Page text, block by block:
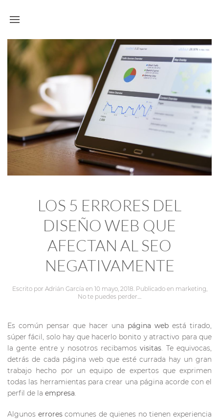
LOS 5 ERRORES DEL
DISEÑO WEB QUE
AFECTAN AL SEO
NEGATIVAMENTE
Escrito por Adrián García en 10 mayo, 2018 . Publicado en marketing
No te puedes perder...
Es común pensar que hacer una página web está tirado,
súper fácil, solo hay que hacerlo bonito y atractivo para que
la gente entre y nosotros recibamosvisitas. Te equivocas,
detrás de cada página web que esté currada hay un gran
trabajo hecho por un equipo de expertos que exprimen
todas las herramientas para crear una página acorde con el
perfil de la empresa.
Algunos errorescomunes de quienes no tienen experiencia